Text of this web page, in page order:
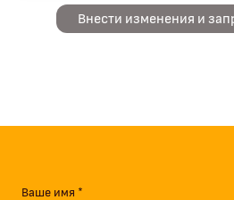
Внести изменения и
Ваше имя *